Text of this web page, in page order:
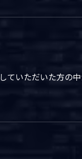
ていただいた方の